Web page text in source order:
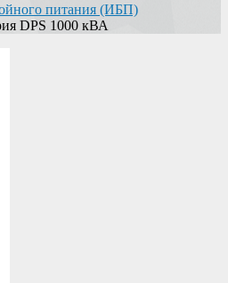
питания (ИБП)
DPS 1000 кВА